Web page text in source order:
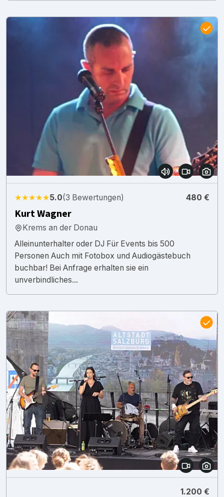
★★★★★5.0(3 Bewertungen) 480 €
Kurt Wagner
Krems an der Donau
Alleinunterhalter oder DJ Für Events bis 500
Personen Auch mit Fotobox und Audiogästebuch
buchbar! Bei Anfrage erhalten sie ein
unverbindliches...
1.200 €